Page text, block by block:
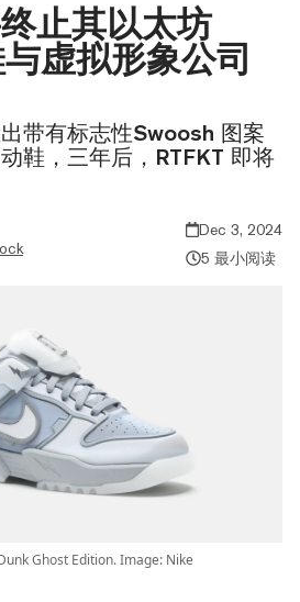
止其以太坊
虚拟形象公司
带有标志性Swoosh 图案
鞋，三年后，RTFKT 即将
Dec 3, 2024
5 最小阅读
Ghost Edition. Image: Nike